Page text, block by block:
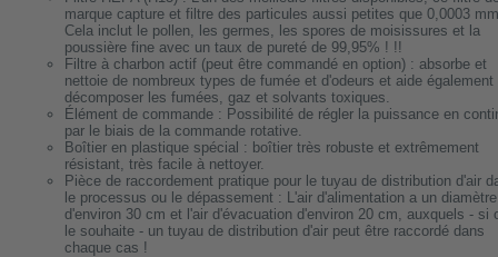
marque capture et filtre des particules aussi petites que 0,0003
Cela inclut le pollen, les germes, les spores de moisissures et la
poussière fine avec un taux de pureté de 99,95% ! !!
Filtre à charbon actif (peut être commandé en option) : absorbe et
nettoie de nombreux types de fumée et d'odeurs et aide également
décomposer les fumées, gaz et solvants toxiques.
Élément de commande : Possibilité de régler la puissance en
par le biais de la commande rotative.
Boîtier en plastique spécial : boîtier très robuste et extrêmement
résistant, très facile à nettoyer.
Pièce de raccordement pratique pour le tuyau de distribution d'air
le processus ou le dépassement : L'air d'alimentation a un diamètre
d'environ 30 cm et l'air d'évacuation d'environ 20 cm, auxquels - si
le souhaite - un tuyau de distribution d'air peut être raccordé dans
chaque cas !